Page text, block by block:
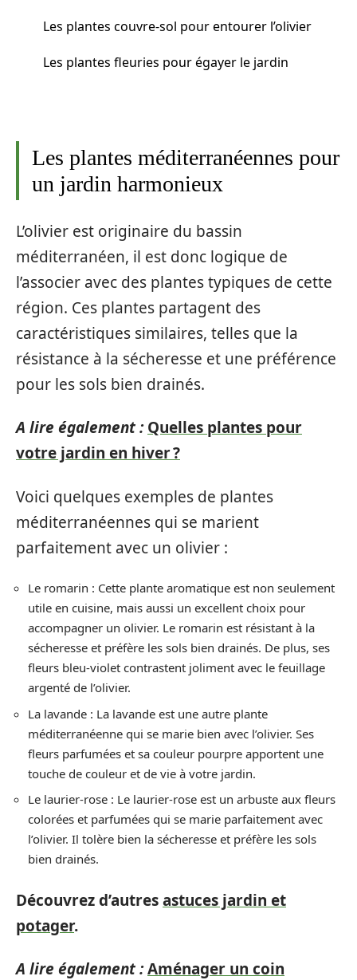
Les plantes couvre-sol pour entourer l’olivier
Les plantes fleuries pour égayer le jardin
Les plantes méditerranéennes pour
un jardin harmonieux
L’olivier est originaire du bassin
méditerranéen, il est donc logique de
l’associer avec des plantes typiques de cette
région. Ces plantes partagent des
caractéristiques similaires, telles que la
résistance à la sécheresse et une préférence
pour les sols bien drainés.
A lire également : Quelles plantes pour
votre jardin en hiver ?
Voici quelques exemples de plantes
méditerranéennes qui se marient
parfaitement avec un olivier :
Le romarin : Cette plante aromatique est non seulement
utile en cuisine, mais aussi un excellent choix pour
accompagner un olivier. Le romarin est résistant à la
sécheresse et préfère les sols bien drainés. De plus, ses
fleurs bleu-violet contrastent joliment avec le feuillage
argenté de l’olivier.
La lavande : La lavande est une autre plante
méditerranéenne qui se marie bien avec l’olivier. Ses
fleurs parfumées et sa couleur pourpre apportent une
touche de couleur et de vie à votre jardin.
Le laurier-rose : Le laurier-rose est un arbuste aux fleurs
colorées et parfumées qui se marie parfaitement avec
l’olivier. Il tolère bien la sécheresse et préfère les sols
bien drainés.
Découvrez d’autresastuces jardin et
potager.
A lire également :Aménager un coin